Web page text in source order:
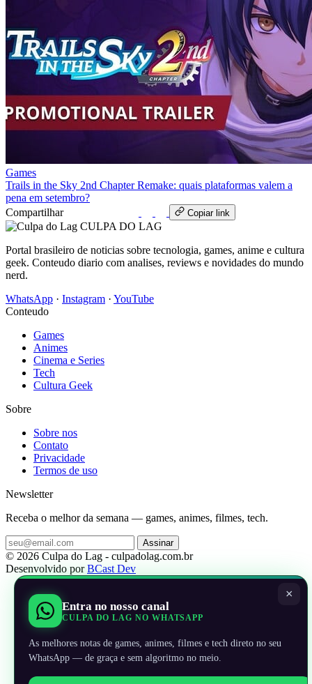
Games
Trails in the Sky 2nd Chapter Remake: quais plataformas valem a
pena em setembro?
Compartilhar
Copiar link
CULPA DO LAG
Portal brasileiro de noticias sobre tecnologia, games, anime e cultura
geek. Conteudo diario com analises, reviews e novidades do mundo
nerd.
WhatsApp · Instagram · YouTube
Conteudo
Games
Animes
Cinema e Series
Tech
Cultura Geek
Sobre
Sobre nos
Contato
Privacidade
Termos de uso
Newsletter
Receba o melhor da semana — games, animes, filmes, tech.
Assinar
© 2026 Culpa do Lag - culpadolag.com.br
Desenvolvido porBCast Dev
×
Entra no nosso canal
CULPA DO LAG NO WHATSAPP
As melhores notas de games, animes, filmes e tech direto no seu
WhatsApp — de graça e sem algoritmo no meio.